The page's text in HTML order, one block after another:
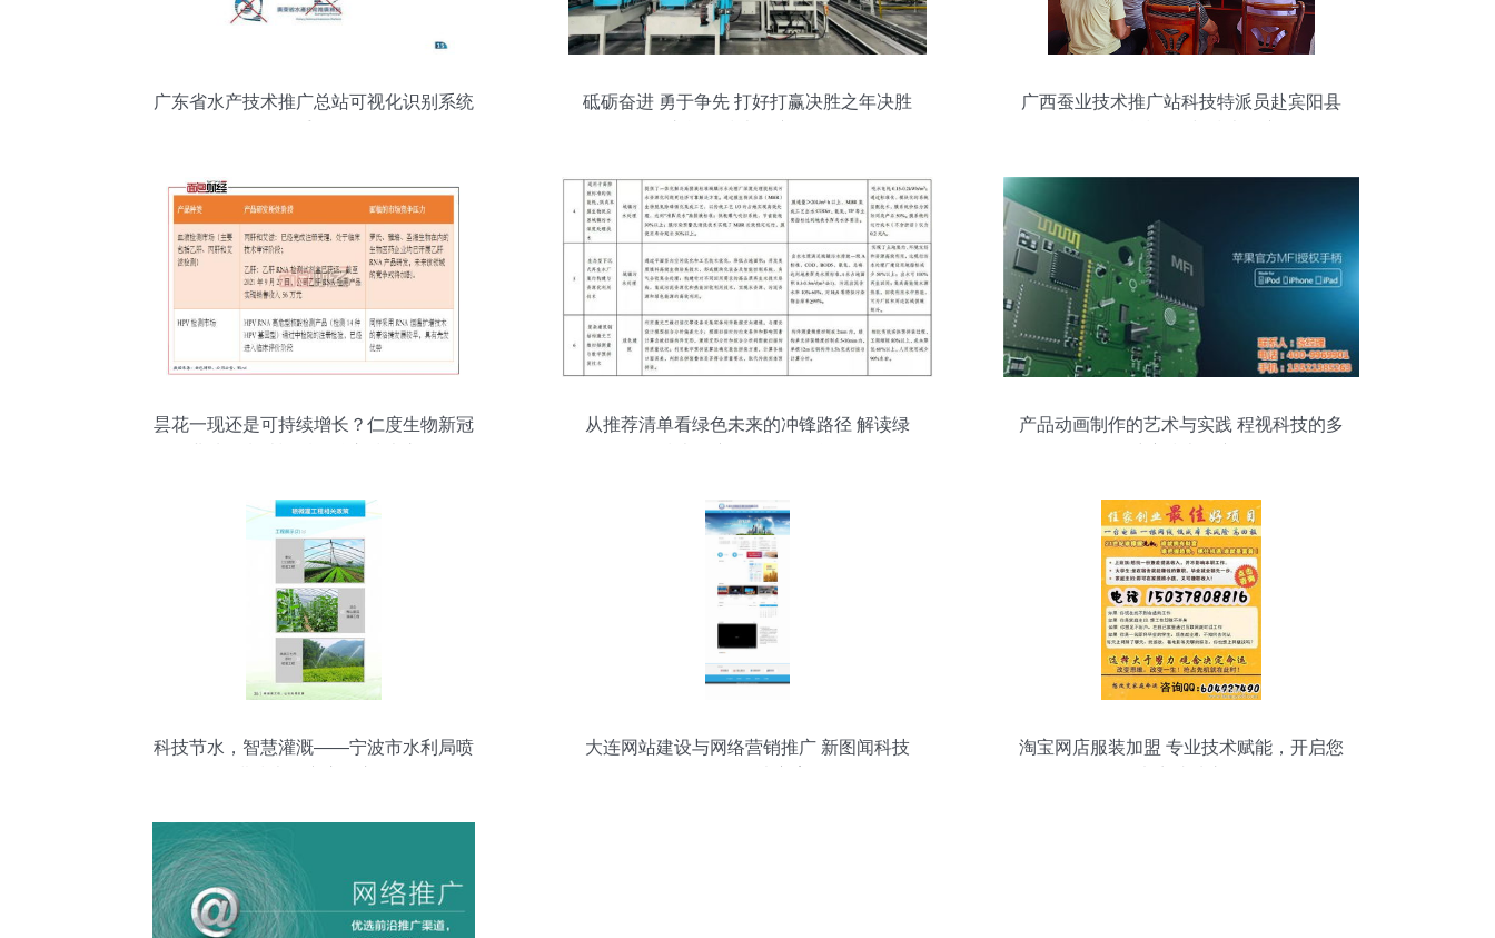
广东省水产技术推广总站可视化识别系统
砥砺奋进 勇于争先 打好打赢决胜之年决胜
广西蚕业技术推广站科技特派员赴宾阳县
昙花一现还是可持续增长？仁度生物新冠
从推荐清单看绿色未来的冲锋路径 解读绿
产品动画制作的艺术与实践 程视科技的多
科技节水，智慧灌溉——宁波市水利局喷
大连网站建设与网络营销推广 新图闻科技
淘宝网店服装加盟 专业技术赋能，开启您